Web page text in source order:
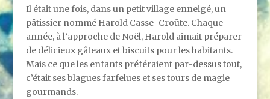
Il était une fois, dans un petit village enneigé, un
pâtissier nommé Harold Casse-Croûte. Chaque
année, à l’approche de Noël, Harold aimait préparer
de délicieux gâteaux et biscuits pour les habitants.
Mais ce que les enfants préféraient par-dessus tout,
c’était ses blagues farfelues et ses tours de magie
gourmands.